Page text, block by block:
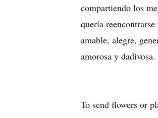
compartiendo los
quería
amable, alegre,
amorosa y
To send flowers or